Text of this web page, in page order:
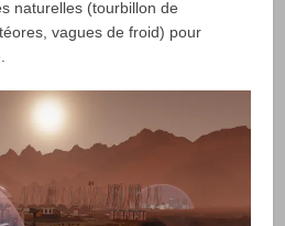
naturelles (tourbillon de
vagues de froid) pour